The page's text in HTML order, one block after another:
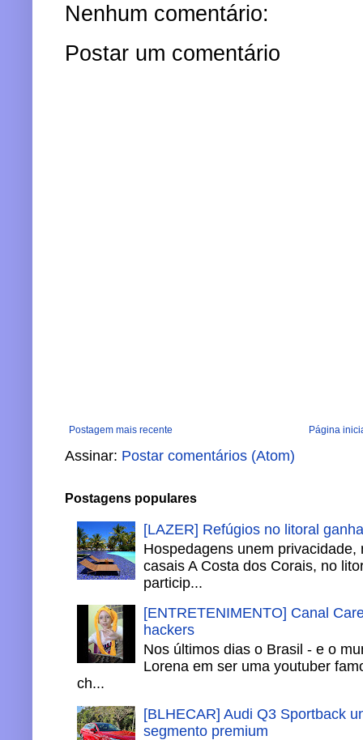
Nenhum comentário:
Postar um comentário
Postagem mais recente Página
Assinar: Postar comentários (Atom)
Postagens populares
[LAZER] Refúgios no litoral
Hospedagens unem
casais A Costa dos Corais, no
particip...
[ENTRETENIMENTO] Canal
hackers
Nos últimos dias o Brasil - e o
Lorena em ser uma youtuber
ch...
[BLHECAR] Audi Q3 Sportback
segmento premium